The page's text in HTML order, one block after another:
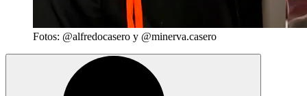
Fotos: @alfredocasero y @minerva.casero